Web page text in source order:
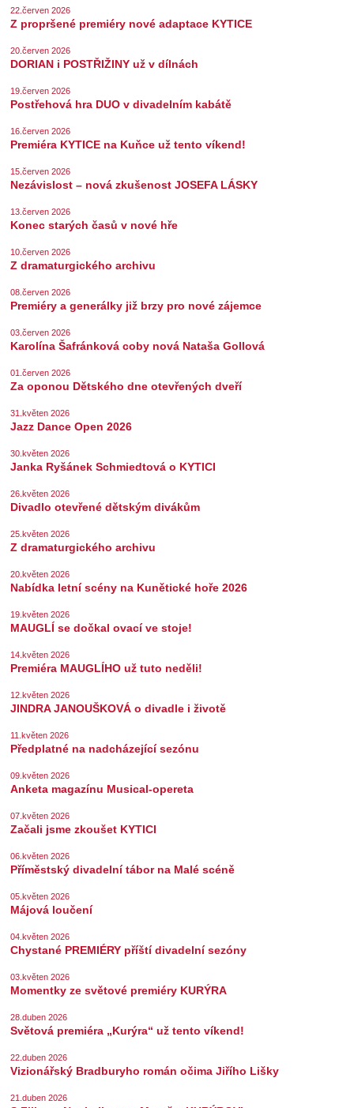
DÁLE NABÍZÍME
22.červen 2026
Z propršené premiéry nové adaptace KYTICE
20.červen 2026
DORIAN i POSTŘIŽINY už v dílnách
19.červen 2026
Postřehová hra DUO v divadelním kabátě
16.červen 2026
Premiéra KYTICE na Kuňce už tento víkend!
15.červen 2026
Nezávislost – nová zkušenost JOSEFA LÁSKY
13.červen 2026
Konec starých časů v nové hře
10.červen 2026
Z dramaturgického archivu
08.červen 2026
Premiéry a generálky již brzy pro nové zájemce
03.červen 2026
Karolína Šafránková coby nová Nataša Gollová
01.červen 2026
Za oponou Dětského dne otevřených dveří
31.květen 2026
Jazz Dance Open 2026
30.květen 2026
Janka Ryšánek Schmiedtová o KYTICI
26.květen 2026
Divadlo otevřené dětským divákům
25.květen 2026
Z dramaturgického archivu
20.květen 2026
Nabídka letní scény na Kunětické hoře 2026
19.květen 2026
MAUGLÍ se dočkal ovací ve stoje!
14.květen 2026
Premiéra MAUGLÍHO už tuto neděli!
12.květen 2026
JINDRA JANOUŠKOVÁ o divadle i životě
11.květen 2026
Předplatné na nadcházející sezónu
09.květen 2026
Anketa magazínu Musical-opereta
07.květen 2026
Začali jsme zkoušet KYTICI
06.květen 2026
Příměstský divadelní tábor na Malé scéně
05.květen 2026
Májová loučení
04.květen 2026
Chystané PREMIÉRY příští divadelní sezóny
03.květen 2026
Momentky ze světové premiéry KURÝRA
28.duben 2026
Světová premiéra „Kurýra“ už tento víkend!
22.duben 2026
Vizionářský Bradburyho román očima Jiřího Lišky
21.duben 2026